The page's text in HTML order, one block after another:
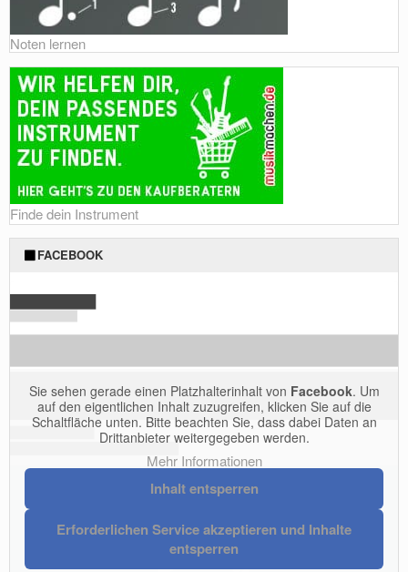
Noten lernen
Finde dein Instrument
FACEBOOK
Sie sehen gerade einen Platzhalterinhalt von Facebook. Um
auf den eigentlichen Inhalt zuzugreifen, klicken Sie auf die
Schaltfläche unten. Bitte beachten Sie, dass dabei Daten an
Drittanbieter weitergegeben werden.
Mehr Informationen
Inhalt entsperren
Erforderlichen Service akzeptieren und Inhalte
entsperren